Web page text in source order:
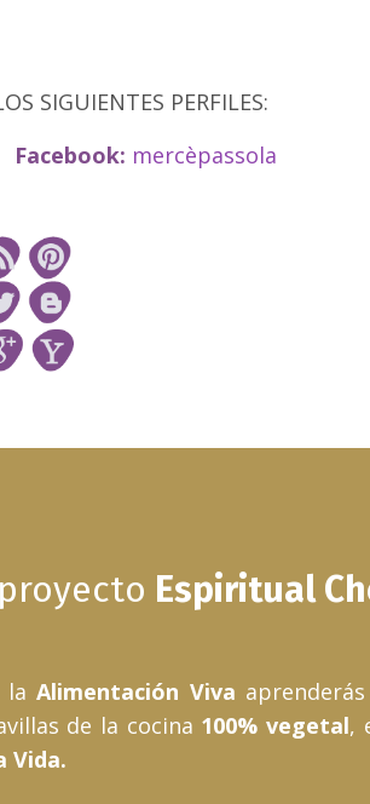
SIGUIENTES PERFILES:
Facebook: mercèpassola
Espiritual
laAlimentación Viva
de la cocina 100% vegetal,
Vida.